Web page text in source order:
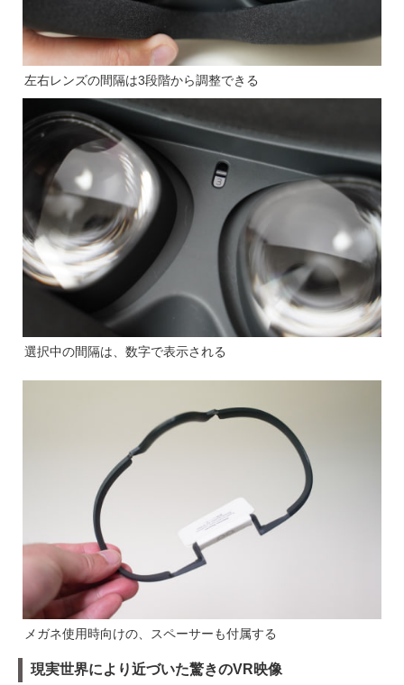
左右レンズの間隔は3段階から調整できる
選択中の間隔は、数字で表示される
メガネ使用時向けの、スペーサーも付属する
現実世界により近づいた驚きのVR映像